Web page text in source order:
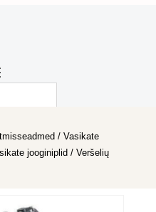
/ Vasikate
jooginiplid / Veršelių